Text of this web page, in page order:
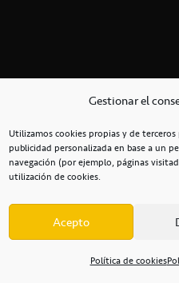
Gestionar el
Utilizamos cookies propias y de
publicidad personalizada en base a un
navegación (por ejemplo, páginas
utilización de cookies.
Acepto
Política de cookies
COMERCIALES /